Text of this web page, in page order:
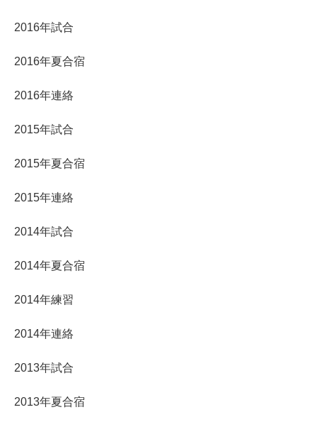
2016年試合
2016年夏合宿
2016年連絡
2015年試合
2015年夏合宿
2015年連絡
2014年試合
2014年夏合宿
2014年練習
2014年連絡
2013年試合
2013年夏合宿